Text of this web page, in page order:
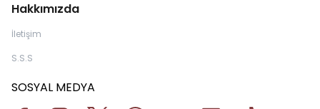
Hakkımızda
İletişim
S.S.S
SOSYAL MEDYA